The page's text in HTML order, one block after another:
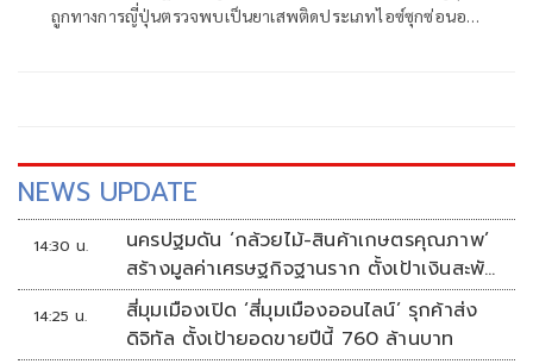
ถูกทางการญี่ปุ่นตรวจพบเป็นยาเสพติดประเภทไอซ์ซุกซ่อนอยู่
NEWS UPDATE
14:30 น.
นครปฐมดัน ‘กล้วยไม้-สินค้าเกษตรคุณภาพ’
สร้างมูลค่าเศรษฐกิจฐานราก ตั้งเป้าเงินสะพัด
10 ล้านบาท
14:25 น.
สี่มุมเมืองเปิด ‘สี่มุมเมืองออนไลน์’ รุกค้าส่ง
ดิจิทัล ตั้งเป้ายอดขายปีนี้ 760 ล้านบาท